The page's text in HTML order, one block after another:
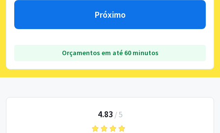
Próximo
Orçamentos em até 60 minutos
4.83 / 5